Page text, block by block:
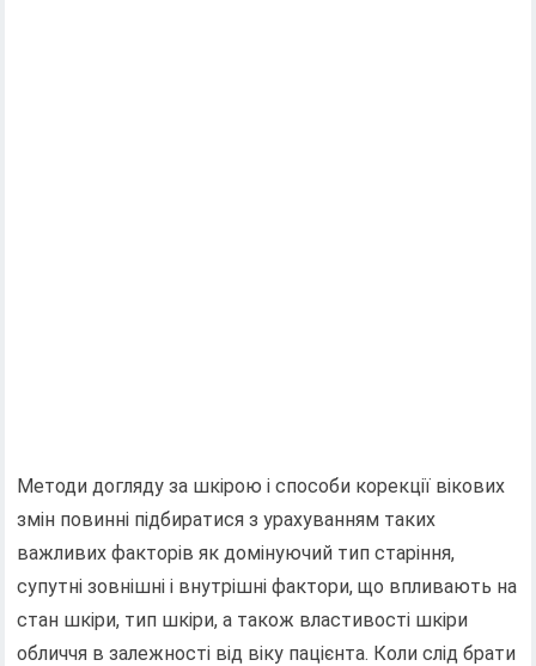
Методи догляду за шкірою і способи корекції вікових
змін повинні підбиратися з урахуванням таких
важливих факторів як домінуючий тип старіння,
супутні зовнішні і внутрішні фактори, що впливають на
стан шкіри, тип шкіри, а також властивості шкіри
обличчя в залежності від віку пацієнта. Коли слід брати